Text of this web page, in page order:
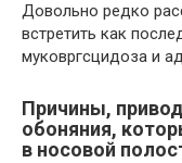
Довольно редко
встретить как
муковргсцидоза и
Причины,
обоняния,
в носовой